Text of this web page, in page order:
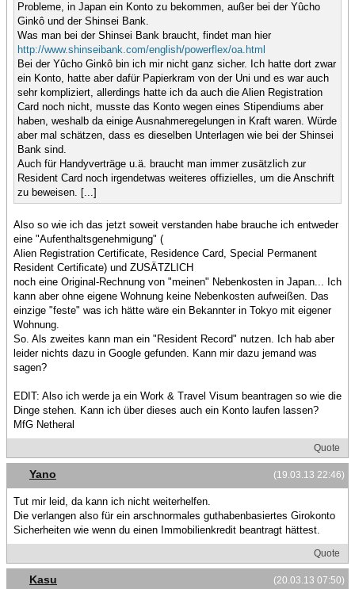
Probleme, in Japan ein Konto zu bekommen, außer bei der Yûcho
Ginkô und der Shinsei Bank.
Was man bei der Shinsei Bank braucht, findet man hier
http://www.shinseibank.com/english/powerflex/oa.html
Bei der Yûcho Ginkô bin ich mir nicht ganz sicher. Ich hatte dort zwar
ein Konto, hatte aber dafür Papierkram von der Uni und es war auch
sehr kompliziert, allerdings hatte ich da auch die Alien Registration
Card noch nicht, musste das Konto wegen eines Stipendiums aber
haben, weshalb da einige Ausnahmeregelungen in Kraft waren. Würde
aber mal schätzen, dass es dieselben Unterlagen wie bei der Shinsei
Bank sind.
Auch für Handyverträge u.ä. braucht man immer zusätzlich zur
Resident Card noch irgendetwas weiteres offizielles, um die Anschrift
zu beweisen. [...]
Also so wie ich das jetzt soweit verstanden habe brauche ich entweder
eine "Aufenthaltsgenehmigung" (
Alien Registration Certificate, Residence Card, Special Permanent
Resident Certificate) und ZUSÄTZLICH
noch eine Original-Rechnung von "meinen" Nebenkosten in Japan... Ich
kann aber ohne eigene Wohnung keine Nebenkosten aufweißen. Das
einzige "feste" was ich hätte wäre ein Bekannter in Tokyo mit eigener
Wohnung.
So. Als zweites kann man ein "Resident Record" nutzen. Ich hab aber
leider nichts dazu in Google gefunden. Kann mir dazu jemand was
sagen?
EDIT: Also ich werde ja ein Work & Travel Visum beantragen so wie die
Dinge stehen. Kann ich über dieses auch ein Konto laufen lassen?
MfG Netheral
Quote
(19.03.13 22:46)
Yano
Tut mir leid, da kann ich nicht weiterhelfen.
Die verlangen also für ein arschnormales guthabenbasiertes Girokonto
Sicherheiten wie wenn du einen Immobilienkredit beantragt hättest.
Quote
(20.03.13 07:50)
Kasu